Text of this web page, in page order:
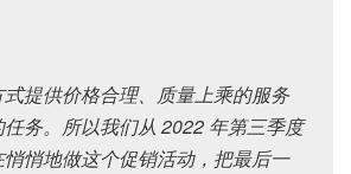
提供价格合理、质量上乘的服务
务。所以我们从 2022 年第三季度
悄地做这个促销活动，把最后一